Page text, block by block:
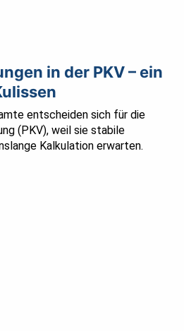
in der PKV – ein
entscheiden sich für die
(PKV), weil sie stabile
Kalkulation erwarten.